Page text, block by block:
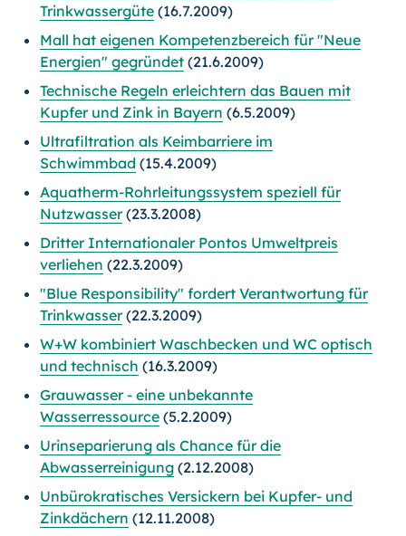
Trinkwassergüte (16.7.2009)
Mall hat eigenen Kompetenzbereich für "Neue
Energien" gegründet (21.6.2009)
Technische Regeln erleichtern das Bauen mit
Kupfer und Zink in Bayern (6.5.2009)
Ultrafiltration als Keimbarriere im
Schwimmbad (15.4.2009)
Aquatherm-Rohrleitungssystem speziell für
Nutzwasser(23.3.2008)
Dritter Internationaler Pontos Umweltpreis
verliehen (22.3.2009)
"Blue Responsibility" fordert Verantwortung für
Trinkwasser(22.3.2009)
W+W kombiniert Waschbecken und WC optisch
und technisch (16.3.2009)
Grauwasser - eine unbekannte
Wasserressource (5.2.2009)
Urinseparierung als Chance für die
Abwasserreinigung (2.12.2008)
Unbürokratisches Versickern bei Kupfer- und
Zinkdächern (12.11.2008)